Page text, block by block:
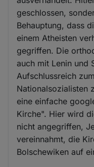
geschlossen,
Behauptung, dass
einem Atheisten
gegriffen. Die
auch mit Lenin und
Aufschlussreich
Nationalsozialisten
eine einfache
Kirche". Hier wird
nicht angegriffen,
vereinnahmt, die
Bolschewiken auf